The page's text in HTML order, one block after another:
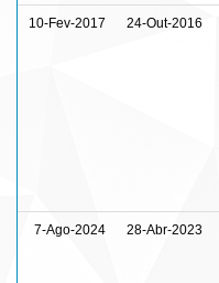
10-Fev-2017 24-Out-2016
7-Ago-2024 28-Abr-2023